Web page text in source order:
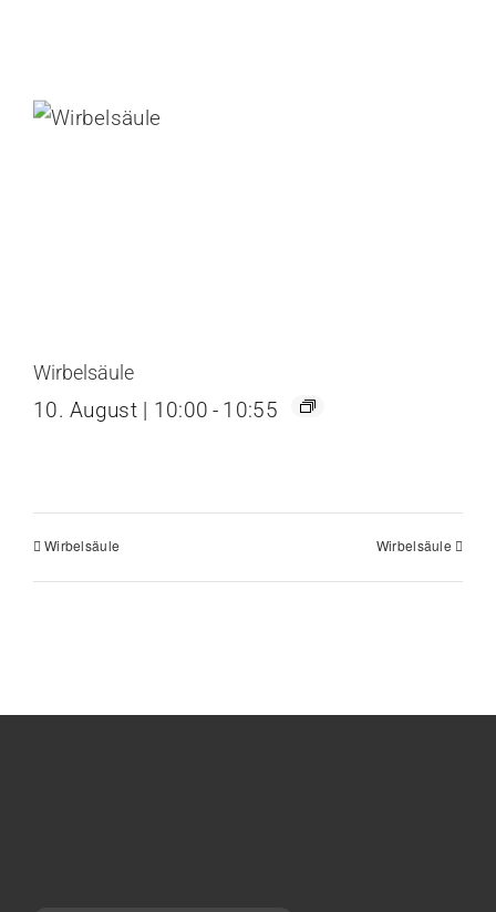
Wirbelsäule
10. August | 10:00 - 10:55
Wirbelsäule Wirbelsäule